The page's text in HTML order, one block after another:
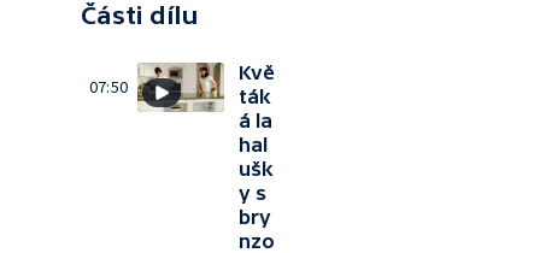
Části dílu
07:50
Kvě
ták
á la
hal
ušk
y s
bry
nzo